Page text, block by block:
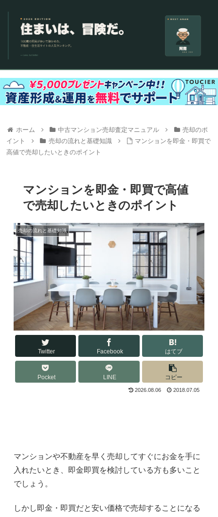
ホーム 中古マンション売却査定マニュアル
売却のポ
イント
売却の流れと基礎知識
マンションを即金・即買で
高値で売却したいときのポイント
マンションを即金・即買で高値
で売却したいときのポイント
売却の流れと基礎知識
Twitter Facebook はてブ
Pocket LINE コピー
2026.08.06 2018.07.05
マンションや不動産を早く売却してすぐにお金を手に
入れたいとき、即金即買を検討している方も多いこと
でしょう。
しかし即金・即買だと安い価格で売却することになる